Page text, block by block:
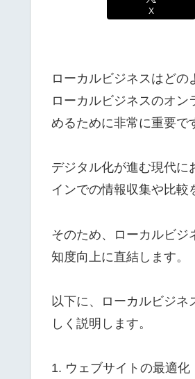
X
ローカルビジネスはどの
ローカルビジネスのオ
めるために非常に重要で
デジタル化が進む現代に
インでの情報収集や比較
そのため、ローカルビジ
知度向上に直結します。
以下に、ローカルビジ
しく説明します。
1. ウェブサイトの最適化